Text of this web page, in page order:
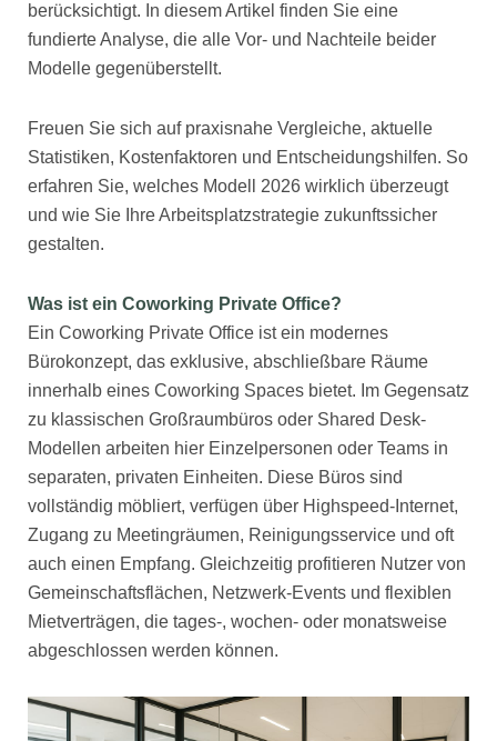
berücksichtigt. In diesem Artikel finden Sie eine
fundierte Analyse, die alle Vor- und Nachteile beider
Modelle gegenüberstellt.
Freuen Sie sich auf praxisnahe Vergleiche, aktuelle
Statistiken, Kostenfaktoren und Entscheidungshilfen. So
erfahren Sie, welches Modell 2026 wirklich überzeugt
und wie Sie Ihre Arbeitsplatzstrategie zukunftssicher
gestalten.
Was ist ein Coworking Private Office?
Ein Coworking Private Office ist ein modernes
Bürokonzept, das exklusive, abschließbare Räume
innerhalb eines Coworking Spaces bietet. Im Gegensatz
zu klassischen Großraumbüros oder Shared Desk-
Modellen arbeiten hier Einzelpersonen oder Teams in
separaten, privaten Einheiten. Diese Büros sind
vollständig möbliert, verfügen über Highspeed-Internet,
Zugang zu Meetingräumen, Reinigungsservice und oft
auch einen Empfang. Gleichzeitig profitieren Nutzer von
Gemeinschaftsflächen, Netzwerk-Events und flexiblen
Mietverträgen, die tages-, wochen- oder monatsweise
abgeschlossen werden können.